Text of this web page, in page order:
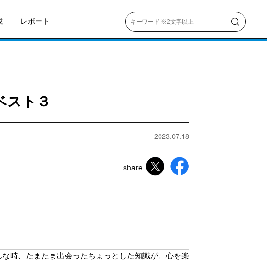
レポート
ト３
2023.07.18
share
時、たまたま出会ったちょっとした知識が、心を楽